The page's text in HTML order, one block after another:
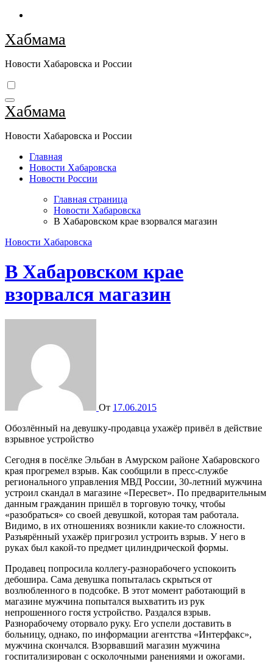
Перейти
содержимому
Хабмама
Новости Хабаровска и России
Хабмама
Новости Хабаровска и России
Главная
Новости Хабаровска
Новости России
Главная страница
Новости Хабаровска
В Хабаровском крае взорвался магазин
Новости Хабаровска
В Хабаровском крае
взорвался магазин
От 17.06.2015
Обозлённый на девушку-продавца ухажёр привёл в действие
взрывное устройство
Сегодня в посёлке Эльбан в Амурском районе Хабаровского
края прогремел взрыв. Как сообщили в пресс-службе
регионального управления МВД России, 30-летний мужчина
устроил скандал в магазине «Пересвет». По предварительным
данным гражданин пришёл в торговую точку, чтобы
«разобраться» со своей девушкой, которая там работала.
Видимо, в их отношениях возникли какие-то сложности.
Разъярённый ухажёр пригрозил устроить взрыв. У него в
руках был какой-то предмет цилиндрической формы.
Продавец попросила коллегу-разнорабочего успокоить
дебошира. Сама девушка попыталась скрыться от
возлюбленного в подсобке. В этот момент работающий в
магазине мужчина попытался выхватить из рук
непрошенного гостя устройство. Раздался взрыв.
Разнорабочему оторвало руку. Его успели доставить в
больницу, однако, по информации агентства «Интерфакс»,
мужчина скончался. Взорвавший магазин мужчина
госпитализирован с осколочными ранениями и ожогами.